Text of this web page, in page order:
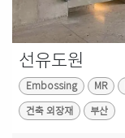
선유도원
Embossing MR
건축 외장재 부산